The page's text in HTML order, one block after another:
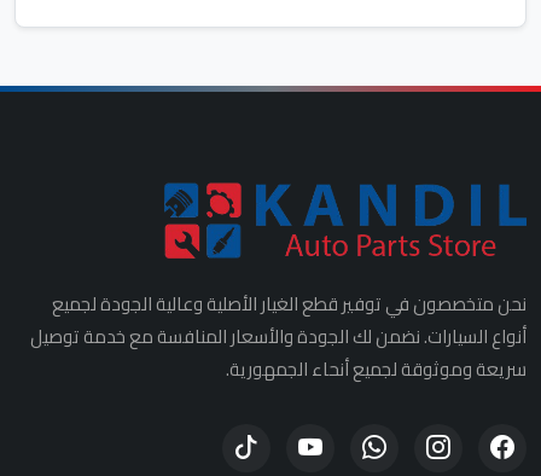
نحن متخصصون في توفير قطع الغيار الأصلية وعالية الجودة لجميع
أنواع السيارات. نضمن لك الجودة والأسعار المنافسة مع خدمة توصيل
سريعة وموثوقة لجميع أنحاء الجمهورية.